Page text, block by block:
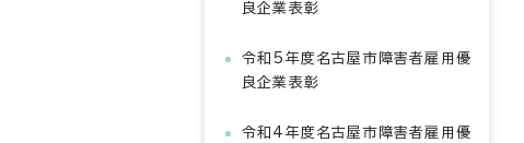
良企業表彰
令和5年度名古屋市障害者雇用優
良企業表彰
令和4年度名古屋市障害者雇用優